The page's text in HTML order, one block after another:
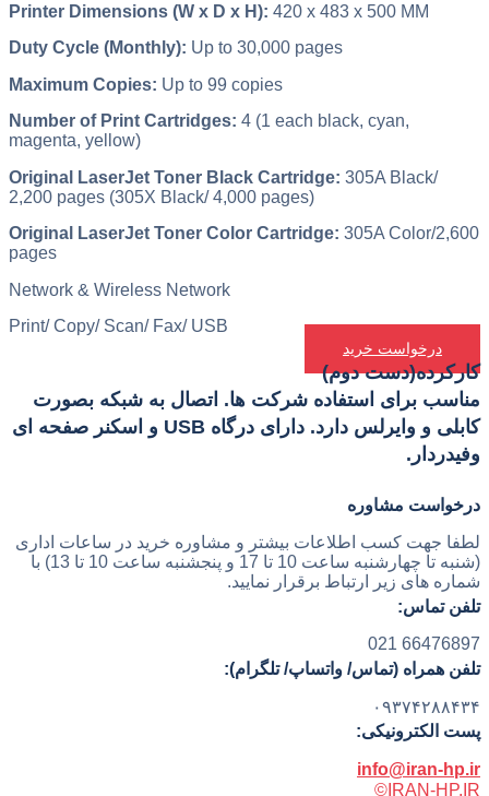
Printer Dimensions (W x D x H): 420 x 483 x 500 MM
Duty Cycle (Monthly): Up to 30,000 pages
Maximum Copies: Up to 99 copies
Number of Print Cartridges: 4 (1 each black, cyan,
magenta, yellow)
Original LaserJet Toner Black Cartridge: 305A Black/
2,200 pages (305X Black/ 4,000 pages)
Original LaserJet Toner Color Cartridge: 305A Color/2,600
pages
Network & Wireless Network
Print/ Copy/ Scan/ Fax/ USB
درخواست خرید
کارکرده(دست دوم)
مناسب برای استفاده شرکت ها. اتصال به شبکه بصورت
کابلی و وایرلس دارد. دارای درگاه USB و اسکنر صفحه ای
وفیدردار.
درخواست مشاوره
لطفا جهت کسب اطلاعات بیشتر و مشاوره خرید در ساعات اداری
(شنبه تا چهارشنبه ساعت 10 تا 17 و پنجشنبه ساعت 10 تا 13) با
شماره های زیر ارتباط برقرار نمایید.
تلفن تماس:
66476897 021
تلفن همراه (تماس/ واتساپ/ تلگرام):
۰۹۳۷۴۲۸۸۴۳۴
پست الکترونیکی:
info@iran-hp.ir
IRAN-HP.IR©